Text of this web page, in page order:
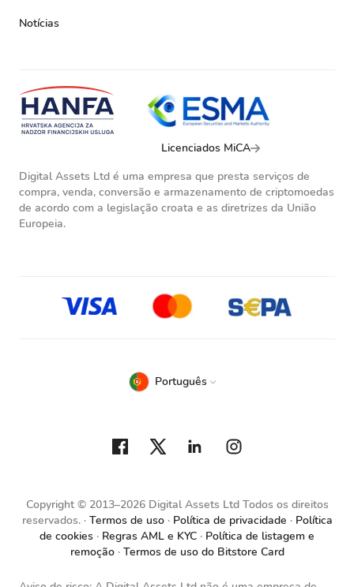
Notícias
Licenciados MiCA
Digital Assets Ltd é uma empresa que presta serviços de
compra, venda, conversão e armazenamento de criptomoedas
de acordo com a legislação croata e as diretrizes da União
Europeia.
Copyright © 2013–2026 Digital Assets Ltd Todos os direitos
reservados.
Termos de uso Política de privacidade
Política
de cookies
Regras AML e KYC
Política de listagem e
remoção
Termos de uso do Bitstore Card
Português